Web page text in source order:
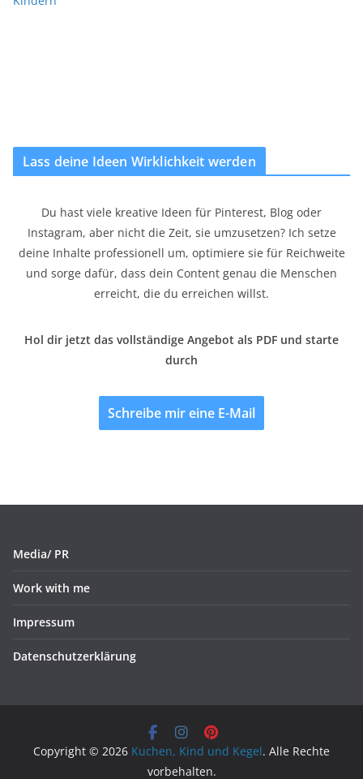
Lass deine Ideen Wirklichkeit werden
Du hast viele kreative Ideen für Pinterest, Blog oder
Instagram, aber nicht die Zeit, sie umzusetzen? Ich setze
deine Inhalte professionell um, optimiere sie für Reichweite
und sorge dafür, dass dein Content genau die Menschen
erreicht, die du erreichen willst.
Hol dir jetzt das vollständige Angebot als PDF und starte
durch
Schreibe mir eine E-Mail
Media/ PR
Work with me
Impressum
Datenschutzerklärung
Copyright © 2026 Kuchen, Kind und Kegel. Alle Rechte
vorbehalten.